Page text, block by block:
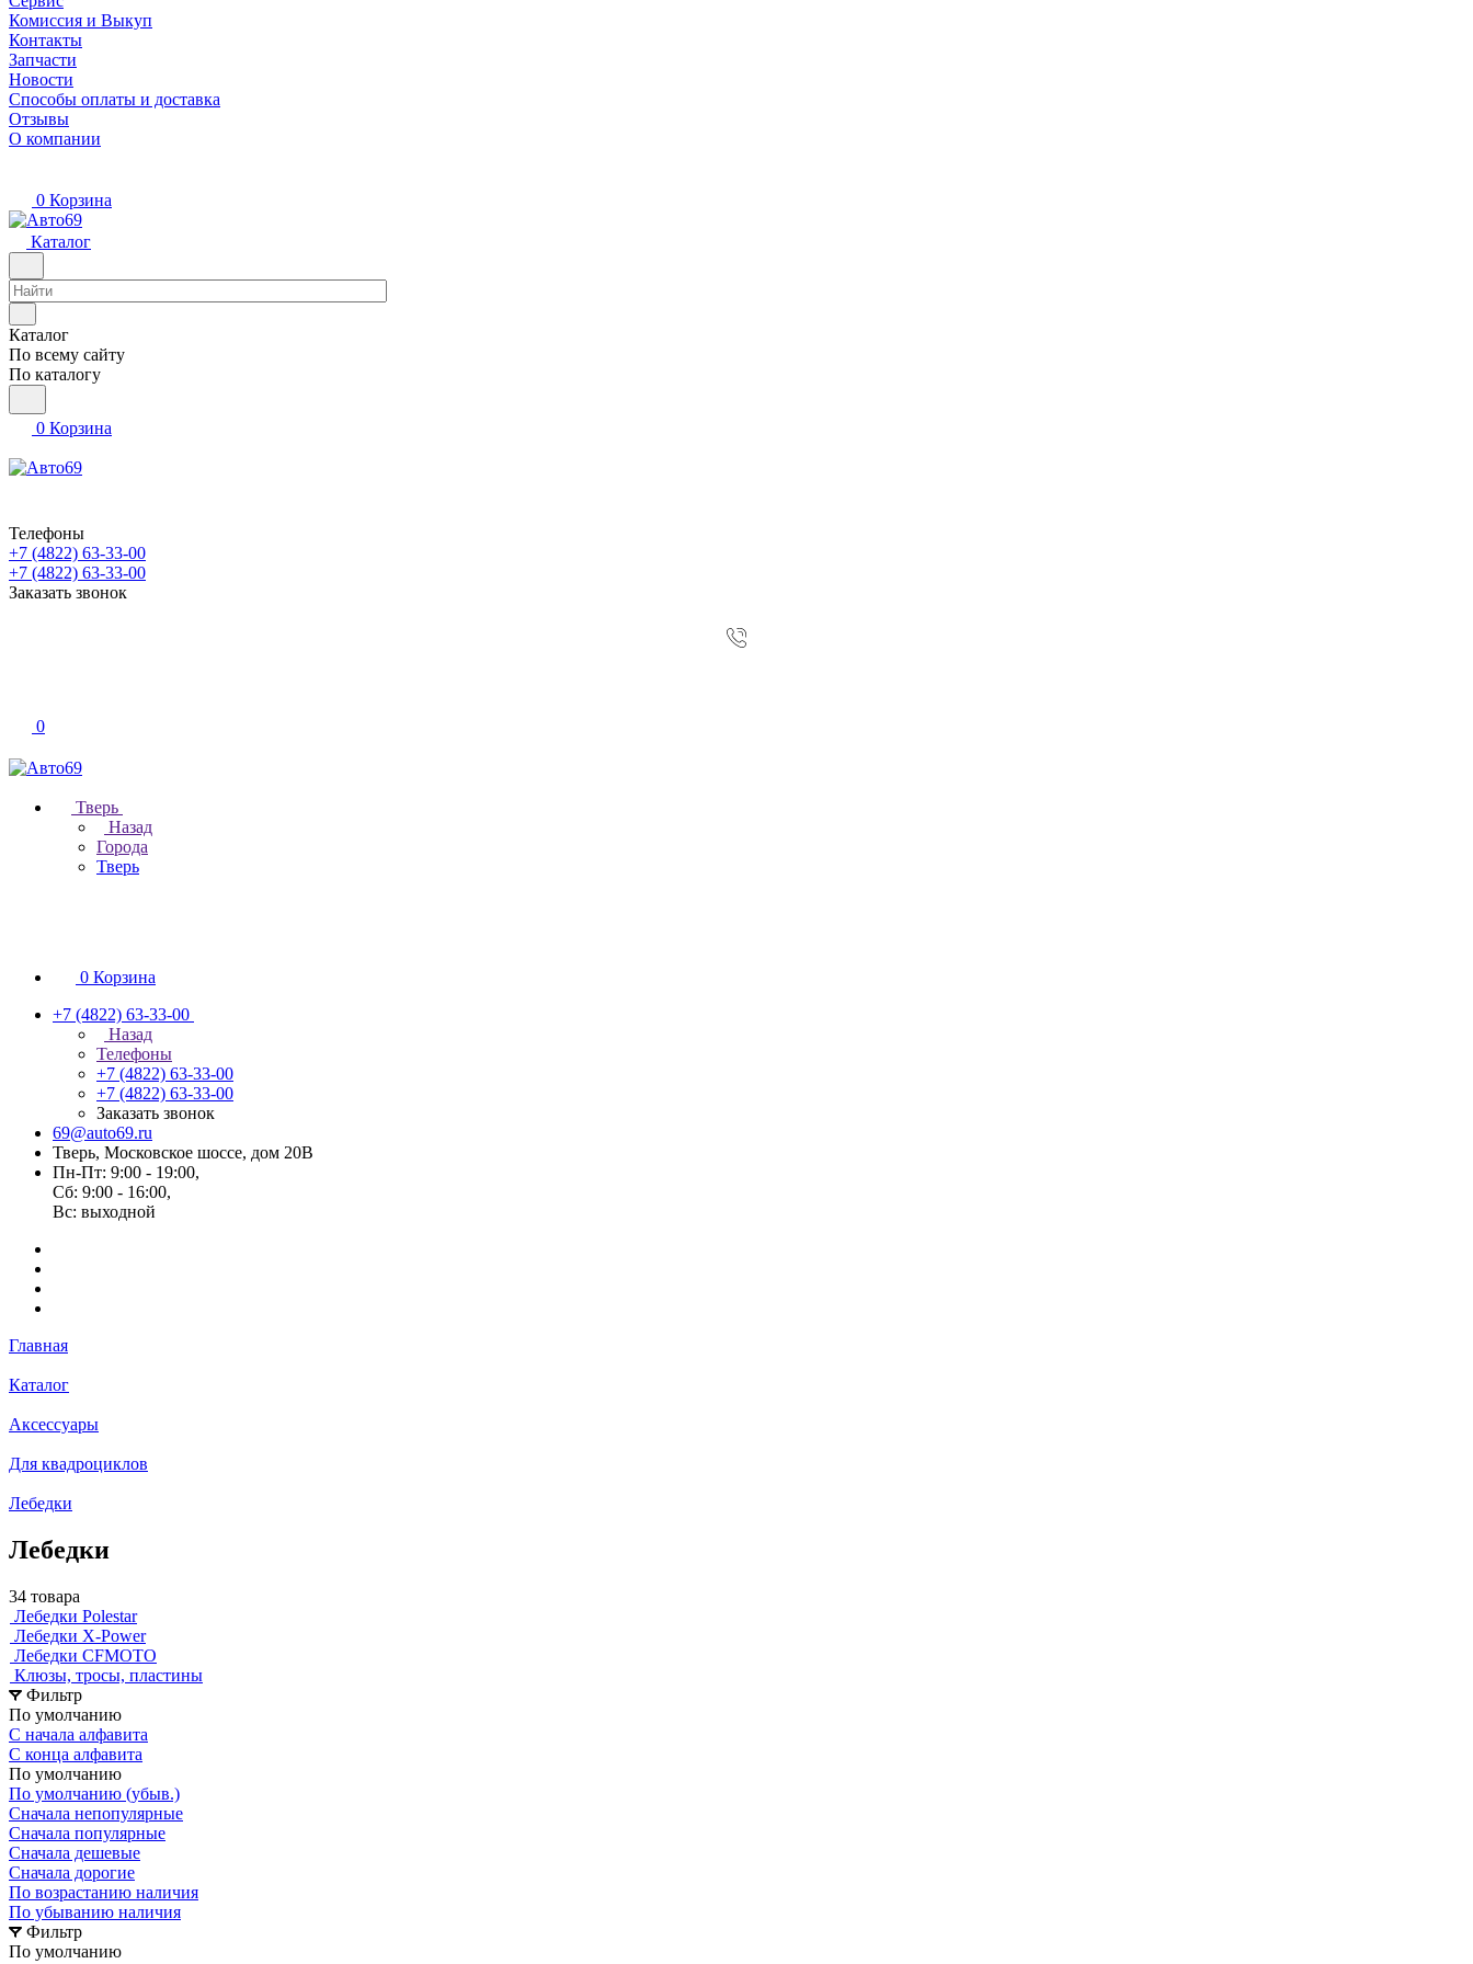
Комиссия и Выкуп
Контакты
Запчасти
Новости
Способы оплаты и доставка
Отзывы
О компании
0 Корзина
Каталог
Каталог
По всему сайту
По каталогу
0 Корзина
Телефоны
+7 (4822) 63-33-00
+7 (4822) 63-33-00
Заказать звонок
0
Тверь
Назад
Города
Тверь
0 Корзина
+7 (4822) 63-33-00
Назад
Телефоны
+7 (4822) 63-33-00
+7 (4822) 63-33-00
Заказать звонок
69@auto69.ru
Тверь, Московское шоссе, дом 20В
Пн-Пт: 9:00 - 19:00,
Сб: 9:00 - 16:00,
Вс: выходной
Главная
Каталог
Аксессуары
Для квадроциклов
Лебедки
Лебедки
34 товара
Лебедки Polestar
Лебедки X-Power
Лебедки CFMOTO
Клюзы, тросы, пластины
Фильтр
По умолчанию
С начала алфавита
С конца алфавита
По умолчанию
По умолчанию (убыв.)
Сначала непопулярные
Сначала популярные
Сначала дешевые
Сначала дорогие
По возрастанию наличия
По убыванию наличия
Фильтр
По умолчанию